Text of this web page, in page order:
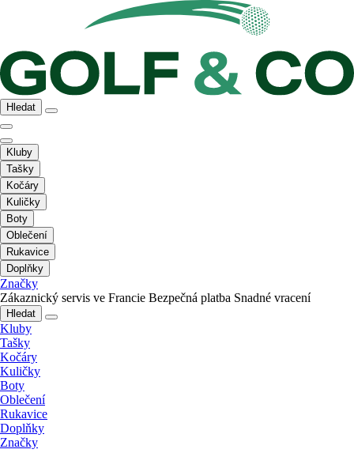
Hledat
Kluby
Tašky
Kočáry
Kuličky
Boty
Oblečení
Rukavice
Doplňky
Značky
Zákaznický servis ve Francie Bezpečná platba Snadné vracení
Hledat
Kluby
Tašky
Kočáry
Kuličky
Boty
Oblečení
Rukavice
Doplňky
Značky